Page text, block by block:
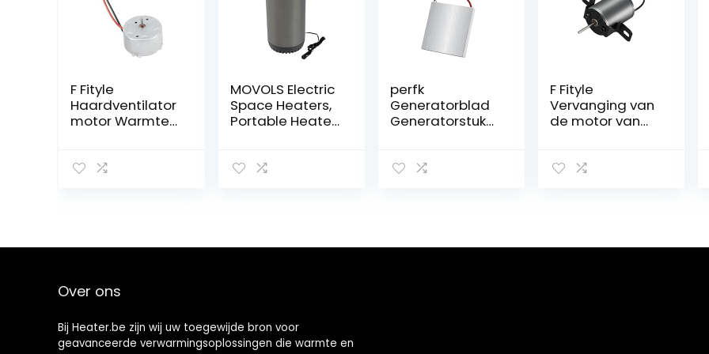
F Fityle
Haardventilator
motor Warmte-
motor Diameter
voor boerderij
MOVOLS Electric
Space Heaters,
Portable Heater
Heating Heater
perfk
Generatorblad
Generatorstuk
Bevestigingsacc
or
F Fityle
Vervanging van
de motor van
Door warmte
ventilatormotor
Over ons
Bij Heater.be zijn wij uw toegewijde bron voor
geavanceerde verwarmingsoplossingen die warmte en